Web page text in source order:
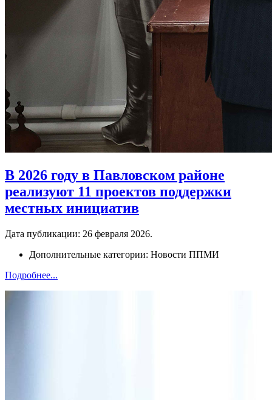
В 2026 году в Павловском районе
реализуют 11 проектов поддержки
местных инициатив
Дата публикации: 26 февраля 2026.
Дополнительные категории: Новости ППМИ
Подробнее...